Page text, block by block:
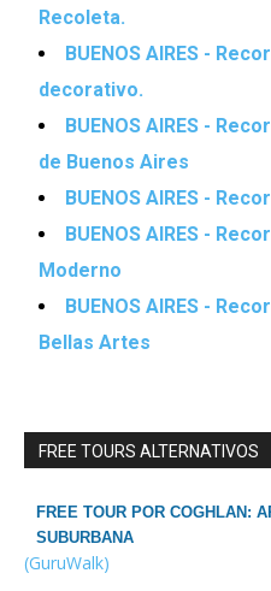
Recoleta.
BUENOS AIRES -
decorativo.
BUENOS AIRES -
de Buenos Aires
BUENOS AIRES -
BUENOS AIRES -
Moderno
BUENOS AIRES -
Bellas Artes
FREE TOURS ALTERNATIVOS
FREE TOUR POR COGHLAN:
SUBURBANA
(GuruWalk)